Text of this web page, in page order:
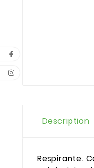
Description
Respirante.